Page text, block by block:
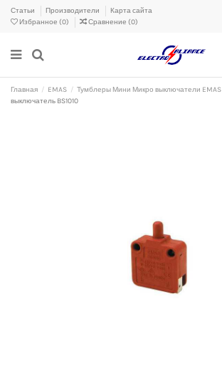
Статьи Производители
Карта сайта
Избранное (0) Сравнение (0)
Главная EMAS Тумблеры Мини Микро выключатели EMAS
выключатель BS1010